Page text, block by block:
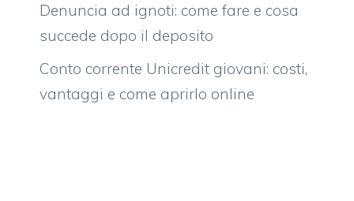
Denuncia ad ignoti: come fare e cosa
succede dopo il deposito
Conto corrente Unicredit giovani: costi,
vantaggi e come aprirlo online